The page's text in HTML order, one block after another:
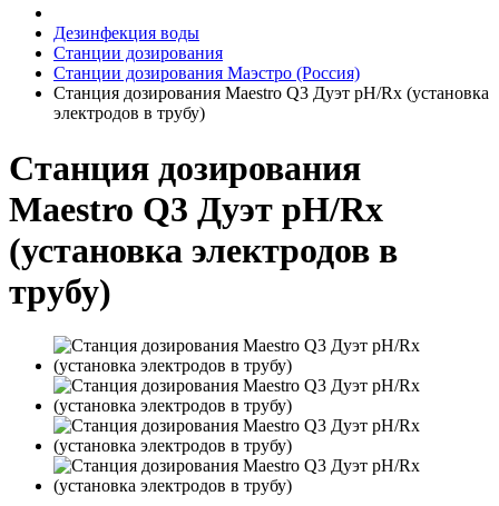
Дезинфекция воды
Станции дозирования
Станции дозирования Маэстро (Россия)
Станция дозирования Maestro Q3 Дуэт pH/Rx (установка
электродов в трубу)
Станция дозирования
Maestro Q3 Дуэт pH/Rx
(установка электродов в
трубу)